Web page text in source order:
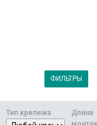
ФИЛЬТРЫ
Тип крепежа
Длина